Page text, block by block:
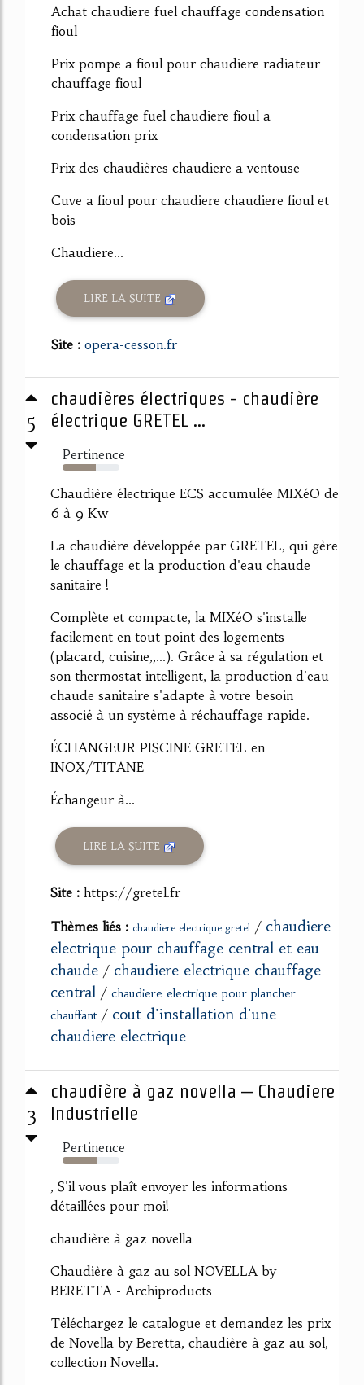
Achat chaudiere fuel chauffage condensation
fioul
Prix pompe a fioul pour chaudiere radiateur
chauffage fioul
Prix chauffage fuel chaudiere fioul a
condensation prix
Prix des chaudières chaudiere a ventouse
Cuve a fioul pour chaudiere chaudiere fioul et
bois
Chaudiere...
LIRE LA SUITE
Site : opera-cesson.fr
5
chaudières électriques - chaudière
électrique GRETEL ...
Pertinence
59%
Chaudière électrique ECS accumulée MIXéO de
6 à 9 Kw
La chaudière développée par GRETEL, qui gère
le chauffage et la production d'eau chaude
sanitaire !
Complète et compacte, la MIXéO s'installe
facilement en tout point des logements
(placard, cuisine,,...). Grâce à sa régulation et
son thermostat intelligent, la production d'eau
chaude sanitaire s'adapte à votre besoin
associé à un système à réchauffage rapide.
ÉCHANGEUR PISCINE GRETEL en
INOX/TITANE
Échangeur à...
LIRE LA SUITE
Site : https://gretel.fr
Thèmes liés : chaudiere electrique gretel / chaudiere
electrique pour chauffage central et eau
chaude / chaudiere electrique chauffage
central / chaudiere electrique pour plancher
chauffant/ cout d'installation d'une
chaudiere electrique
3
chaudière à gaz novella – Chaudiere
Industrielle
Pertinence
61%
, S'il vous plaît envoyer les informations
détaillées pour moi!
chaudière à gaz novella
Chaudière à gaz au sol NOVELLA by
BERETTA - Archiproducts
Téléchargez le catalogue et demandez les prix
de Novella by Beretta, chaudière à gaz au sol,
collection Novella.